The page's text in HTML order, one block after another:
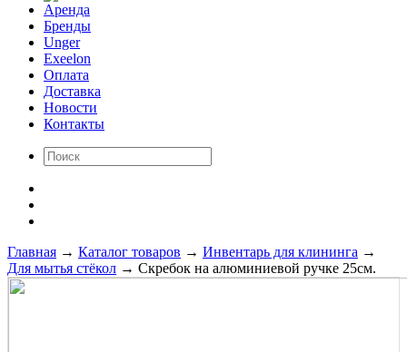
Аренда
Бренды
Unger
Exeelon
Оплата
Доставка
Новости
Контакты
Главная → Каталог товаров → Инвентарь для клининга →
Для мытья стёкол → Скребок на алюминиевой ручке 25см.